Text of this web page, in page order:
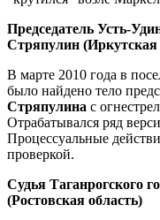
Председатель Усть-
Стряпулин (Иркутская
В марте 2010 года в
было найдено тело
Стряпулина с
Отрабатывался ряд
Процессуальные
проверкой.
Судья Таганрогского
(Ростовская область)